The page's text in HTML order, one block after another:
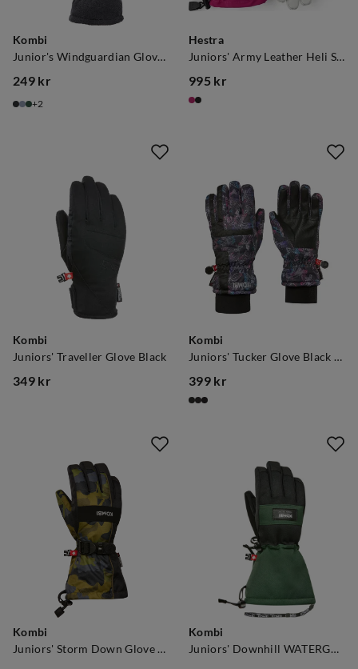
Kombi
Junior's Windguardian Glove Black
price
249 kr
2
Hestra
Juniors' Army Leather Heli Ski Fuchsia
price
995 kr
Kombi
Juniors' Traveller Glove Black
349 kr
Kombi
Juniors' Tucker Glove Black Butterfly
price
399 kr
Kombi
Juniors' Storm Down Glove Fern Cork
Kombi
Juniors' Downhill WATERGUARD Gloves Tropic Green